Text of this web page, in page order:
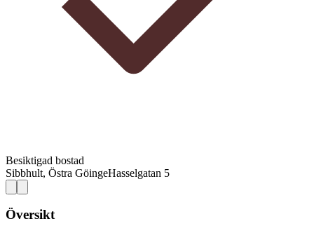
Besiktigad bostad
Sibbhult, Östra GöingeHasselgatan 5
Översikt